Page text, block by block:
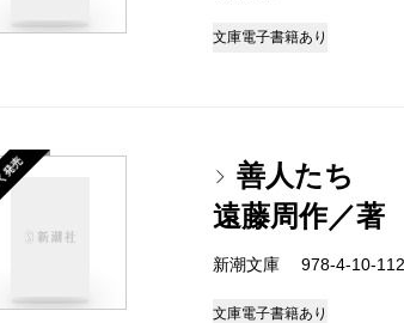
文庫電子書籍あり
売
善人たち
遠藤周作／著
新潮文庫 978-4-10-
文庫電子書籍あり